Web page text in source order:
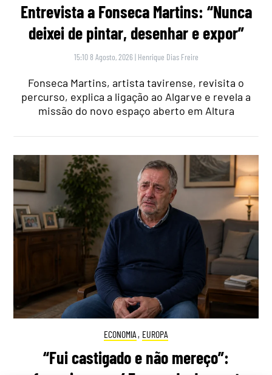
Entrevista a Fonseca Martins: “Nunca
deixei de pintar, desenhar e expor”
15:10 8 Agosto, 2026 | Henrique Dias Freire
Fonseca Martins, artista tavirense, revisita o
percurso, explica a ligação ao Algarve e revela a
missão do novo espaço aberto em Altura
ECONOMIA , EUROPA
“Fui castigado e não mereço”: